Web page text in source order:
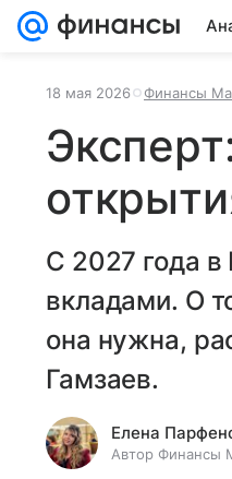
18 мая 2026 Финансы
С 2027 года
вкладами. О
она нужна,
Гамзаев.
Елена
Автор Финансы